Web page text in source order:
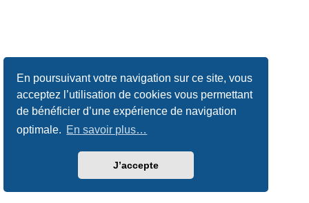
En poursuivant votre navigation sur ce site, vous
acceptez l’utilisation de cookies vous permettant
de bénéficier d’une expérience de navigation
optimale. En savoir plus…
J’accepte